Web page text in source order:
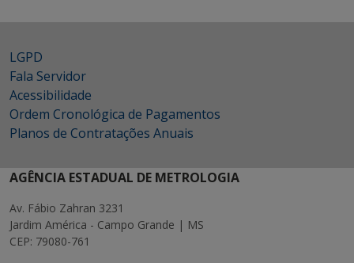
LGPD
Fala Servidor
Acessibilidade
Ordem Cronológica de Pagamentos
Planos de Contratações Anuais
AGÊNCIA ESTADUAL DE METROLOGIA
Av. Fábio Zahran 3231
Jardim América - Campo Grande | MS
CEP: 79080-761